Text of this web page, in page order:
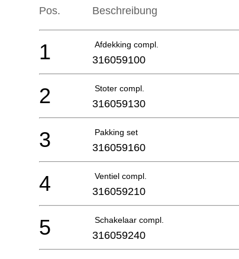
Pos. Beschreibung
Afdekking compl.
1 316059100
Stoter compl.
2 316059130
Pakking set
3 316059160
Ventiel compl.
4 316059210
Schakelaar compl.
5 316059240